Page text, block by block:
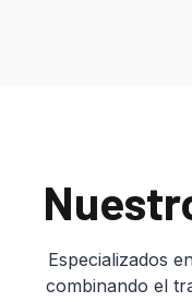
Especializados
combinando el